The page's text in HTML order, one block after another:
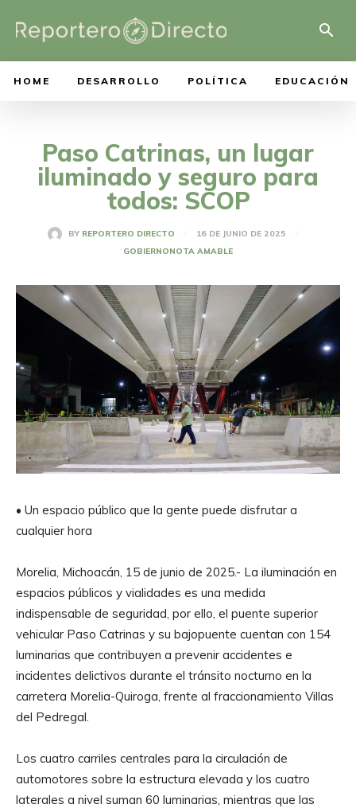
HOME DESARROLLO POLÍTICA EDUCACIÓN
Paso Catrinas, un lugar
iluminado y seguro para
todos: SCOP
BY REPORTERO DIRECTO
16 DE JUNIO DE 2025
GOBIERNONOTA AMABLE
• Un espacio público que la gente puede disfrutar a
cualquier hora
Morelia, Michoacán, 15 de junio de 2025.- La iluminación en
espacios públicos y vialidades es una medida
indispensable de seguridad, por ello, el puente superior
vehicular Paso Catrinas y su bajopuente cuentan con 154
luminarias que contribuyen a prevenir accidentes e
incidentes delictivos durante el tránsito nocturno en la
carretera Morelia-Quiroga, frente al fraccionamiento Villas
del Pedregal.
Los cuatro carriles centrales para la circulación de
automotores sobre la estructura elevada y los cuatro
laterales a nivel suman 60 luminarias, mientras que las